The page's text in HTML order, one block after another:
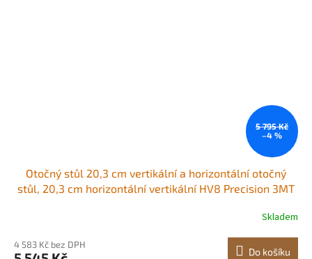
5 795 Kč
–4 %
Otočný stůl 20,3 cm vertikální a horizontální otočný
stůl, 20,3 cm horizontální vertikální HV8 Precision 3MT
Skladem
4 583 Kč bez DPH
Do košíku